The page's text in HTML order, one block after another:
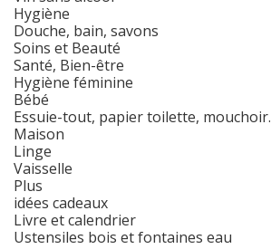
Hygiène
Douche, bain, savons
Soins et Beauté
Santé, Bien-être
Hygiène féminine
Bébé
Essuie-tout, papier toilette, mouchoir.
Maison
Linge
Vaisselle
Plus
idées cadeaux
Livre et calendrier
Ustensiles bois et fontaines eau